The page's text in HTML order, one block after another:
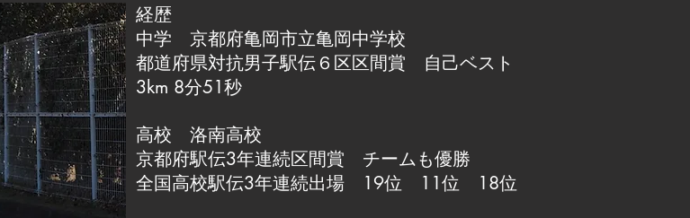
経歴
中学 京都府亀岡市立亀岡中学校
都道府県対抗男子駅伝６区区間賞 自己ベスト
3km 8分51秒
高校 洛南高校
京都府駅伝3年連続区間賞 チームも優勝
全国高校駅伝3年連続出場 19位 11位 18位